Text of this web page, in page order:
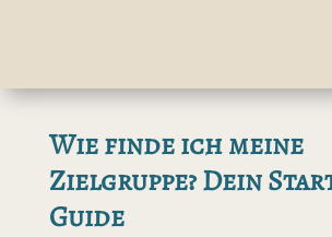
Wie finde ich meine
Zielgruppe? Dein
Guide